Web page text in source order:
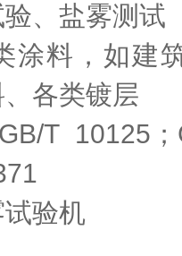
、盐雾测试
涂料，如建
各类镀层
T 10125；
验机